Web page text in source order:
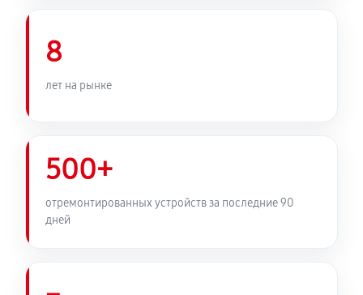
8
лет на рынке
500+
отремонтированных устройств за последние 90
дней